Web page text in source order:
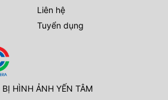
Liên hệ
Tuyển dụng
HÌNH ẢNH YẾN TÂM